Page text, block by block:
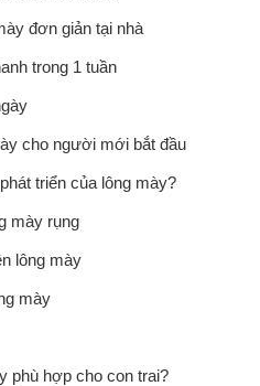
đơn giản tại nhà
trong 1 tuần
cho người mới bắt đầu
triển của lông mày?
mày rụng
lông mày
mày
phù hợp cho con trai?